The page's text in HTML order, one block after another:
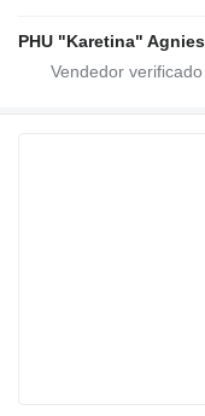
PHU "Karetina"